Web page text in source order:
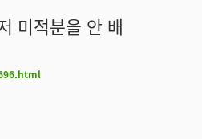
미적분을 안 배